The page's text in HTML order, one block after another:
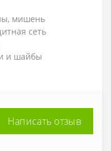
мишень
сеть
и шайбы
Написать отзыв